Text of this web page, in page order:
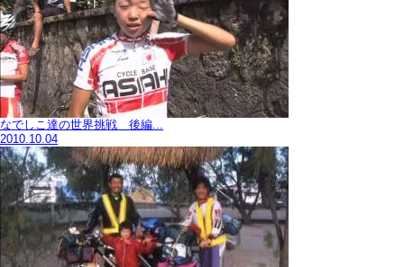
なでしこ達の世界挑戦 後編...
2010.10.04